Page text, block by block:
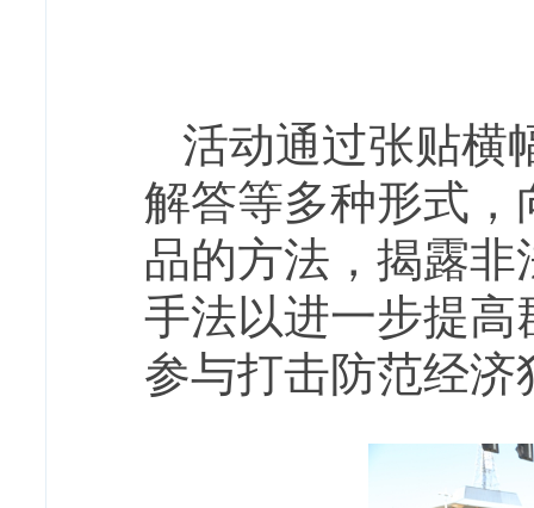
活动通过张贴横
解答等多种形式
品的方法，揭露
手法以进一步提
参与打击防范经济